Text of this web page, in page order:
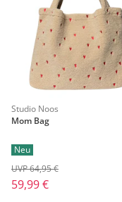
Studio Noos
Mom Bag
Neu
59,99 €
UVP 64,95 €